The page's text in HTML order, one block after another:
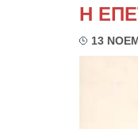
Η
13